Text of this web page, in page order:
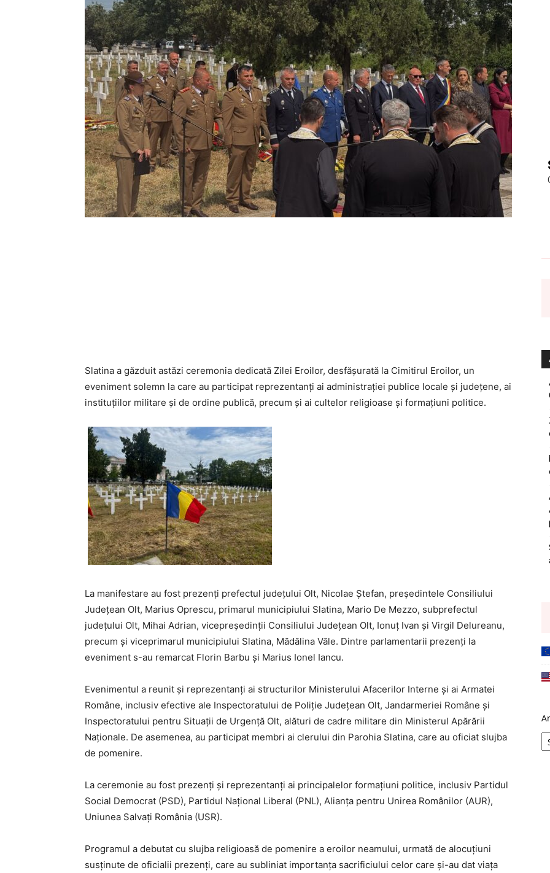
Slatina a găzduit astăzi ceremonia dedicată Zilei Eroilor, desfășurată la Cimitirul Eroilor, un
eveniment solemn la care au participat reprezentanți ai administrației publice locale și județene, ai
instituțiilor militare și de ordine publică, precum și ai cultelor religioase și formațiuni politice.
La manifestare au fost prezenți prefectul județului Olt, Nicolae Ștefan, președintele Consiliului
Județean Olt, Marius Oprescu, primarul municipiului Slatina, Mario De Mezzo, subprefectul
județului Olt, Mihai Adrian, vicepreședinții Consiliului Județean Olt, Ionuț Ivan și Virgil Delureanu,
precum și viceprimarul municipiului Slatina, Mădălina Văle. Dintre parlamentarii prezenți la
eveniment s-au remarcat Florin Barbu și Marius Ionel Iancu.
Evenimentul a reunit și reprezentanți ai structurilor Ministerului Afacerilor Interne și ai Armatei
Române, inclusiv efective ale Inspectoratului de Poliție Județean Olt, Jandarmeriei Române și
Inspectoratului pentru Situații de Urgență Olt, alături de cadre militare din Ministerul Apărării
Naționale. De asemenea, au participat membri ai clerului din Parohia Slatina, care au oficiat slujba
de pomenire.
La ceremonie au fost prezenți și reprezentanți ai principalelor formațiuni politice, inclusiv Partidul
Social Democrat (PSD), Partidul Național Liberal (PNL), Alianța pentru Unirea Românilor (AUR),
Uniunea Salvați România (USR).
Programul a debutat cu slujba religioasă de pomenire a eroilor neamului, urmată de alocuțiuni
susținute de oficialii prezenți, care au subliniat importanța sacrificiului celor care și-au dat viața